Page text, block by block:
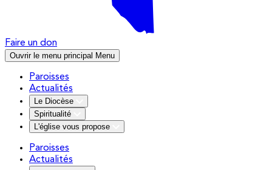
Faire un don
Ouvrir le menu principal Menu
Paroisses
Actualités
Le Diocèse
Spiritualité
L'église vous propose
Paroisses
Actualités